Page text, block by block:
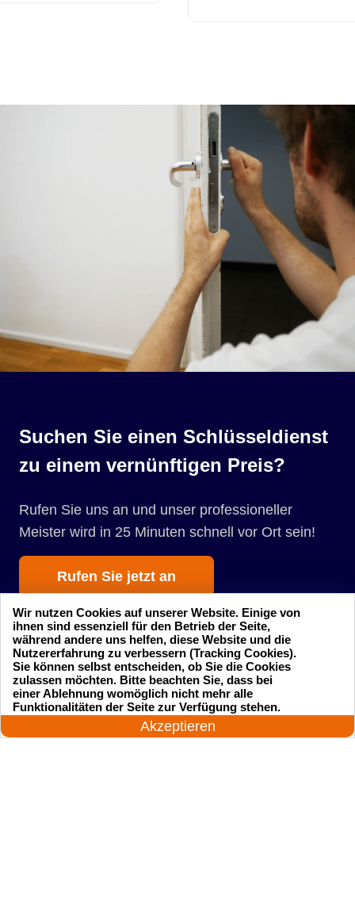
Suchen Sie einen Schlüsseldienst
zu einem vernünftigen Preis?
Rufen Sie uns an und unser professioneller
Meister wird in 25 Minuten schnell vor Ort sein!
Rufen Sie jetzt an
Startseite Einsatzgebiete
Preise
24 Stunden am Tag
Akzeptieren
Wir nutzen Cookies auf unserer Website. Einige von
ihnen sind essenziell für den Betrieb der Seite,
während andere uns helfen, diese Website und die
Nutzererfahrung zu verbessern (Tracking Cookies).
Sie können selbst entscheiden, ob Sie die Cookies
zulassen möchten. Bitte beachten Sie, dass bei
einer Ablehnung womöglich nicht mehr alle
Funktionalitäten der Seite zur Verfügung stehen.